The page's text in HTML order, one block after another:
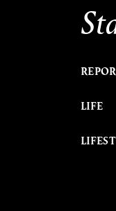
LIFE